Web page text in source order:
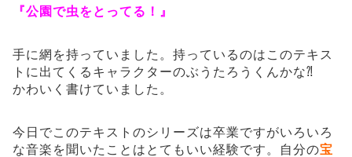
『公園で虫をとってる！』
手に網を持っていました。持っているのはこのテキス
トに出てくるキャラクターのぶうたろうくんかな⁈
かわいく書けていました。
今日でこのテキストのシリーズは卒業ですがいろいろ
な音楽を聞いたことはとてもいい経験です。自分の宝